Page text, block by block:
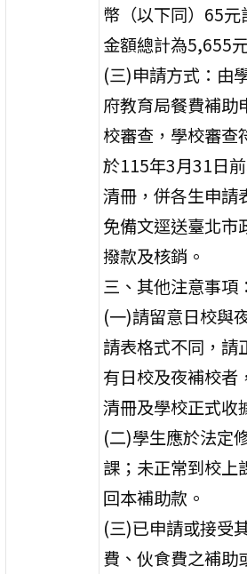
幣（以下同）65
金額總計為5,655
(三)申請方式：由
府教育局餐費補助
校審查，學校審查
於115年3月31日
清冊，併各生申請
免備文逕送臺北市
撥款及核銷。
三、其他注意事項：
(一)請留意日校與
請表格式不同，請
有日校及夜補校者
清冊及學校正式收
(二)學生應於法定
課；未正常到校上
回本補助款。
(三)已申請或接受
費、伙食費之補助